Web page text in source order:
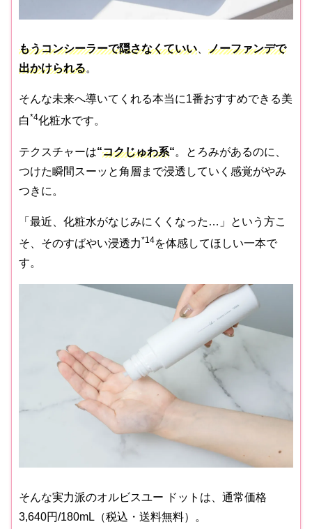
もうコンシーラーで隠さなくていい、 ノーファンデで
出かけられる。
そんな未来へ導いてくれる本当に1番おすすめできる美
白*4化粧水です。
テクスチャーは“コクじゅわ系“。とろみがあるのに、
つけた瞬間スーッと角層まで浸透していく感覚がやみ
つきに。
「最近、化粧水がなじみにくくなった…」という方こ
そ、そのすばやい浸透力*14を体感してほしい一本で
す。
そんな実力派のオルビスユー ドットは、通常価格
3,640円/180mL（税込・送料無料）。